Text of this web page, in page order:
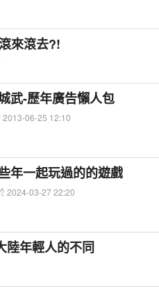
來滾去?!
武-歷年廣告懶人包
06-25 12:10
年一起玩過的的遊戲
2024-03-27 22:20
陸年輕人的不同